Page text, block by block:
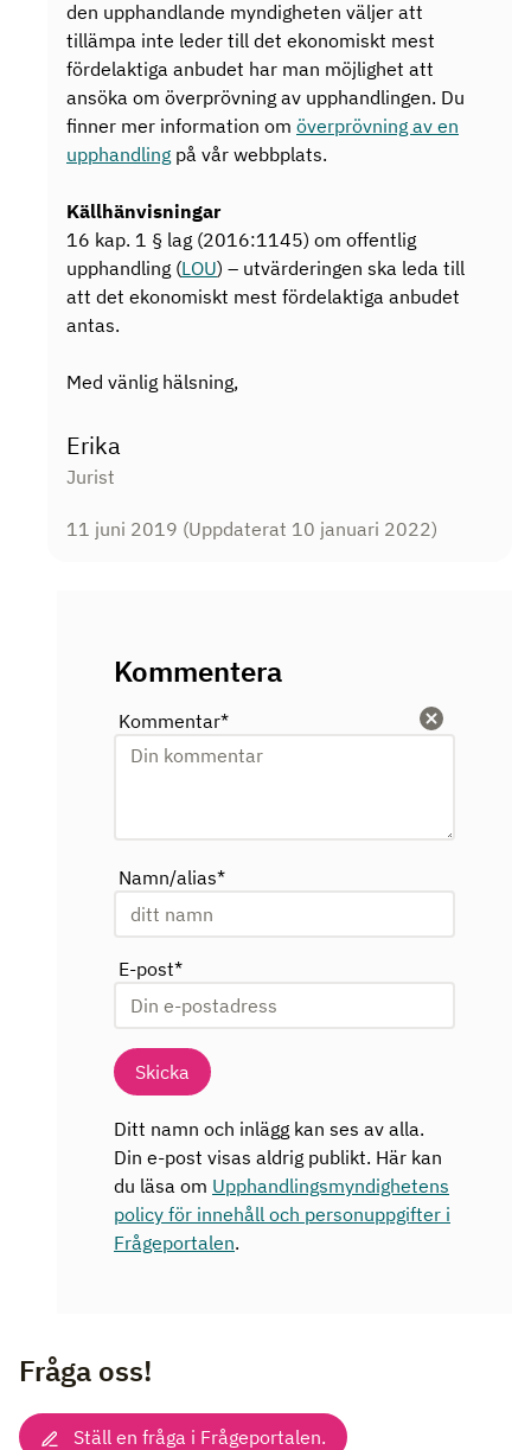
den upphandlande myndigheten väljer att
tillämpa inte leder till det ekonomiskt mest
fördelaktiga anbudet har man möjlighet att
ansöka om överprövning av upphandlingen. Du
finner mer information om överprövning av en
upphandling på vår webbplats.
Källhänvisningar
16 kap. 1 § lag (2016:1145) om offentlig
upphandling (LOU) – utvärderingen ska leda till
att det ekonomiskt mest fördelaktiga anbudet
antas.
Med vänlig hälsning,
Erika
Jurist
11 juni 2019 (Uppdaterat 10 januari 2022)
Kommentera
Rensa
Kommentar*
Namn/alias*
E-post*
Skicka
Ditt namn och inlägg kan ses av alla.
Din e-post visas aldrig publikt. Här kan
du läsa om Upphandlingsmyndighetens
policy för innehåll och personuppgifter i
Frågeportalen.
Fråga oss!
Ställ en fråga i Frågeportalen.